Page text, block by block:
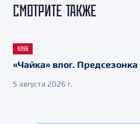
СМОТРИТЕ ТАКЖЕ
КЛУБ
«Чайка» влог. Предсезонка
5 августа 2026 г.